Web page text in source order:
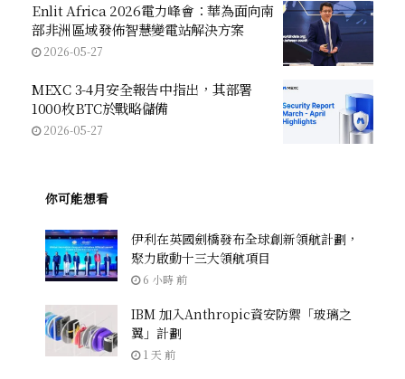
Enlit Africa 2026電力峰會：華為面向南
部非洲區域發佈智慧變電站解決方案
2026-05-27
MEXC 3-4月安全報告中指出，其部署
1000枚BTC於戰略儲備
2026-05-27
你可能想看
伊利在英國劍橋發布全球創新領航計劃，
聚力啟動十三大領航項目
6 小時 前
IBM 加入Anthropic資安防禦「玻璃之
翼」計劃
1 天 前